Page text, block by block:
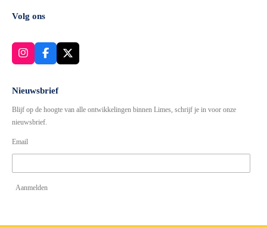
Volg ons
I
t
g
r
m
F
e
o
o
X
Nieuwsbrief
Blijf op de hoogte van alle ontwikkelingen binnen Limes, schrijf je in voor onze
nieuwsbrief.
Email
Aanmelden